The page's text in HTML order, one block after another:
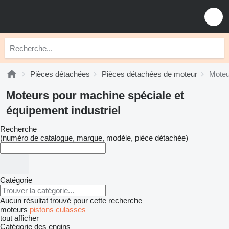
Pièces détachées Pièces détachées de moteur
Moteurs pour machine spéciale et
équipement industriel
Recherche
(numéro de catalogue, marque, modèle, pièce détachée)
Catégorie
Aucun résultat trouvé pour cette recherche
moteurs pistons culasses
tout afficher
Catégorie des engins